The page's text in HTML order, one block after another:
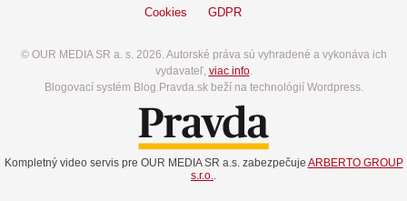
Cookies GDPR
© OUR MEDIA SR a. s. 2026. Autorské práva sú vyhradené a vykonáva ich
vydavateľ, viac info.
Blogovací systém Blog.Pravda.sk beží na technológií Wordpress.
Kompletný video servis pre OUR MEDIA SR a.s. zabezpečuje ARBERTO GROUP
s.r.o..